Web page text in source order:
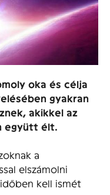
oka és célja
gyakran
akikkel az
együtt élt.
a
elszámolni
kell ismét